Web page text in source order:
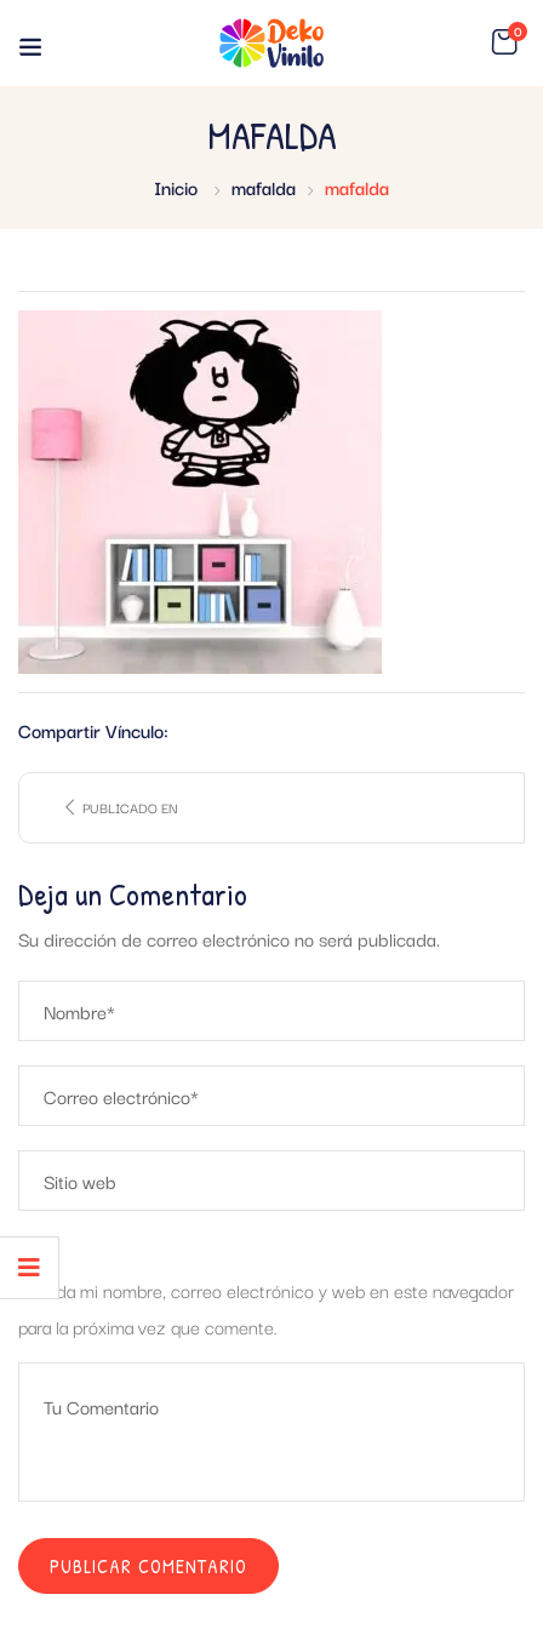
0
MAFALDA
Inicio mafalda mafalda
Compartir Vínculo:
PUBLICADO EN
Deja un Comentario
Su dirección de correo electrónico no será publicada.
Guarda mi nombre, correo electrónico y web en este navegador
para la próxima vez que comente.